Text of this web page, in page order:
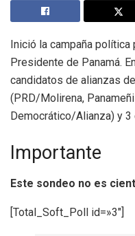
Inició la campaña política
Presidente de Panamá.
candidatos de alianzas
(PRD/Molirena,
Democrático/Alianza) y
Importante
Este sondeo no es
[Total_Soft_Poll id=»3″]